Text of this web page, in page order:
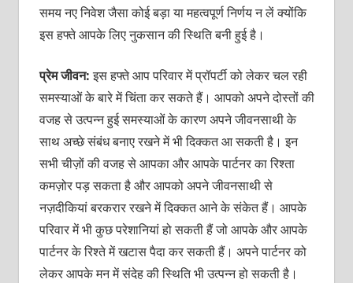
समय नए निवेश जैसा कोई बड़ा या महत्‍वपूर्ण निर्णय न लें क्‍योंकि
इस हफ्ते आपके लिए नुकसान की स्थिति बनी हुई है।
प्रेम जीवन:इस हफ्ते आप परिवार में प्रॉपर्टी को लेकर चल रही
समस्‍याओं के बारे में चिंता कर सकते हैं। आपको अपने दोस्‍तों की
वजह से उत्‍पन्‍न हुई समस्‍याओं के कारण अपने जीवनसाथी के
साथ अच्‍छे संबंध बनाए रखने में भी दिक्‍कत आ सकती है। इन
सभी चीज़ों की वजह से आपका और आपके पार्टनर का रिश्‍ता
कमज़ोर पड़ सकता है और आपको अपने जीवनसाथी से
नज़दीकियां बरकरार रखने में दिक्‍कत आने के संकेत हैं। आपके
परिवार में भी कुछ परेशानियां हो सकती हैं जो आपके और आपके
पार्टनर के रिश्‍ते में खटास पैदा कर सकती हैं। अपने पार्टनर को
लेकर आपके मन में संदेह की स्थिति भी उत्‍पन्‍न हो सकती है।